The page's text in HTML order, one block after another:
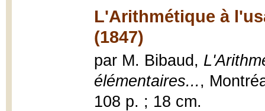
L'Arithmétique à
(1847)
par M. Bibaud,
élémentaires... ,
108 p. ; 18 cm.